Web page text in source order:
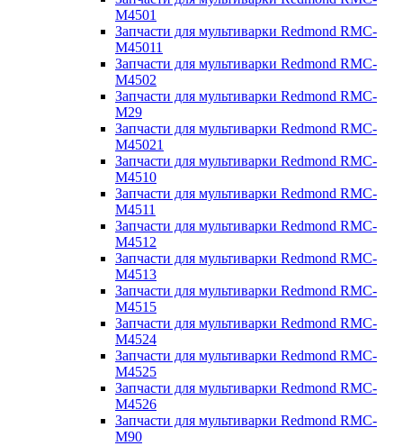
M4501
Запчасти для мультиварки Redmond RMC-
M45011
Запчасти для мультиварки Redmond RMC-
M4502
Запчасти для мультиварки Redmond RMC-
M29
Запчасти для мультиварки Redmond RMC-
M45021
Запчасти для мультиварки Redmond RMC-
M4510
Запчасти для мультиварки Redmond RMC-
M4511
Запчасти для мультиварки Redmond RMC-
M4512
Запчасти для мультиварки Redmond RMC-
M4513
Запчасти для мультиварки Redmond RMC-
M4515
Запчасти для мультиварки Redmond RMC-
M4524
Запчасти для мультиварки Redmond RMC-
M4525
Запчасти для мультиварки Redmond RMC-
M4526
Запчасти для мультиварки Redmond RMC-
M90